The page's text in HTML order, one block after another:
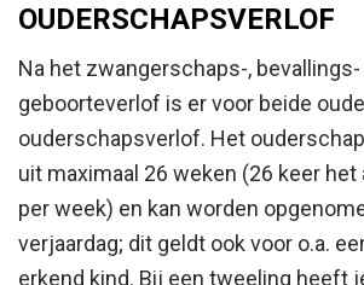
OUDERSCHAPSVERLOF
Na het zwangerschaps-, bevallings-
geboorteverlof is er voor beide
ouderschapsverlof. Het
uit maximaal 26 weken (26 keer het
per week) en kan worden
verjaardag; dit geldt ook voor o.a.
erkend kind. Bij een tweeling heeft